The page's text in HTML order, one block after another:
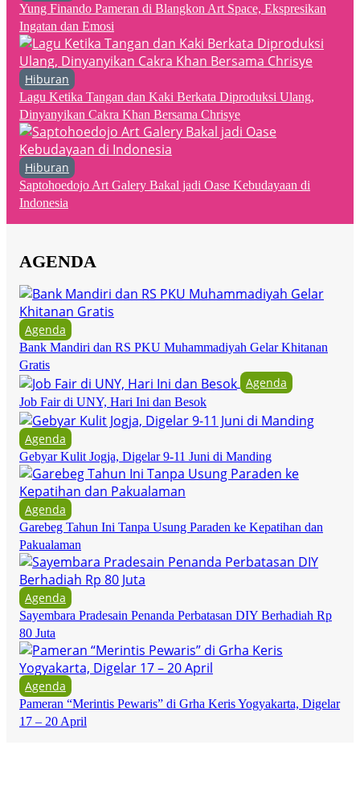
Yung Finando Pameran di Blangkon Art Space, Ekspresikan
Ingatan dan Emosi
Hiburan
Lagu Ketika Tangan dan Kaki Berkata Diproduksi Ulang,
Dinyanyikan Cakra Khan Bersama Chrisye
Hiburan
Saptohoedojo Art Galery Bakal jadi Oase Kebudayaan di
Indonesia
AGENDA
Agenda
Bank Mandiri dan RS PKU Muhammadiyah Gelar Khitanan
Gratis
Agenda
Job Fair di UNY, Hari Ini dan Besok
Agenda
Gebyar Kulit Jogja, Digelar 9-11 Juni di Manding
Agenda
Garebeg Tahun Ini Tanpa Usung Paraden ke Kepatihan dan
Pakualaman
Agenda
Sayembara Pradesain Penanda Perbatasan DIY Berhadiah Rp
80 Juta
Agenda
Pameran “Merintis Pewaris” di Grha Keris Yogyakarta, Digelar
17 – 20 April